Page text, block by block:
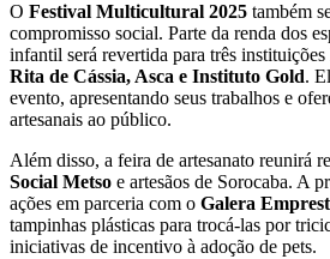
O Festival Multicultural 2025 também
compromisso social. Parte da renda dos
infantil será revertida para três instituições
Rita de Cássia, Asca e Instituto Gold.
evento, apresentando seus trabalhos e
artesanais ao público.
Além disso, a feira de artesanato reunirá
Social Metso e artesãos de Sorocaba. A
ações em parceria com o Galera
tampinhas plásticas para trocá-las por
iniciativas de incentivo à adoção de pets.